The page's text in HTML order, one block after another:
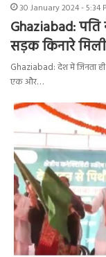
30 January 2024 - 5:34
Ghaziabad:
सड़क किनारे
Ghaziabad: देश में जिनता ही
एक और…